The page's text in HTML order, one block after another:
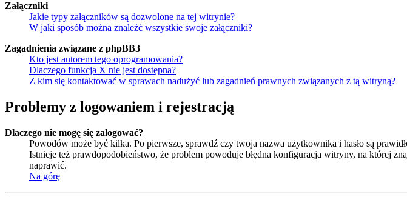
Załączniki
Jakie typy załączników są dozwolone na tej witrynie?
W jaki sposób można znaleźć wszystkie swoje załączniki?
Zagadnienia związane z phpBB3
Kto jest autorem tego oprogramowania?
Dlaczego funkcja X nie jest dostępna?
Z kim się kontaktować w sprawach nadużyć lub zagadnień prawnych związanych z tą witryną?
Problemy z logowaniem i rejestracją
Dlaczego nie mogę się zalogować?
Powodów może być kilka. Po pierwsze, sprawdź czy twoja nazwa użytkownika i hasło są
Istnieje też prawdopodobieństwo, że problem powoduje błędna konfiguracja witryny, na której
naprawić.
Na górę